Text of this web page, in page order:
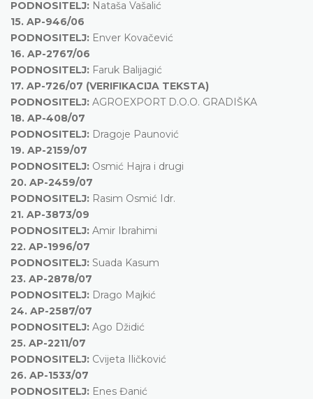
PODNOSITELJ: Nataša Vašalić
15. AP-946/06
PODNOSITELJ: Enver Kovačević
16. AP-2767/06
PODNOSITELJ: Faruk Balijagić
17. AP-726/07 (VERIFIKACIJA TEKSTA)
PODNOSITELJ: AGROEXPORT D.O.O. GRADIŠKA
18. AP-408/07
PODNOSITELJ: Dragoje Paunović
19. AP-2159/07
PODNOSITELJ: Osmić Hajra i drugi
20. AP-2459/07
PODNOSITELJ: Rasim Osmić Idr.
21. AP-3873/09
PODNOSITELJ: Amir Ibrahimi
22. AP-1996/07
PODNOSITELJ: Suada Kasum
23. AP-2878/07
PODNOSITELJ: Drago Majkić
24. AP-2587/07
PODNOSITELJ: Ago Džidić
25. AP-2211/07
PODNOSITELJ: Cvijeta Iličković
26. AP-1533/07
PODNOSITELJ: Enes Đanić